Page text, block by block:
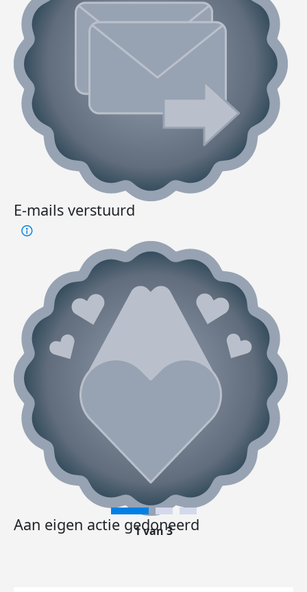
E-mails verstuurd
Aan eigen actie gedoneerd
1 van 3